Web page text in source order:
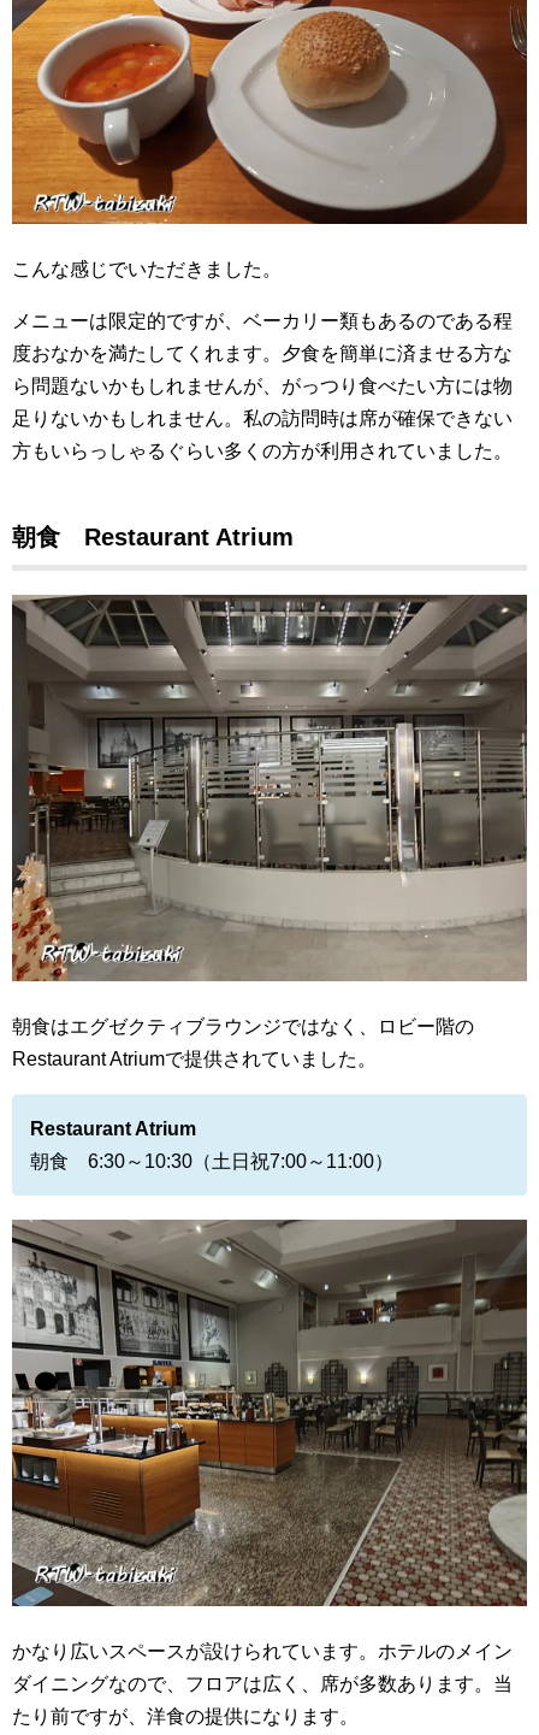
こんな感じでいただきました。
メニューは限定的ですが、ベーカリー類もあるのである程
度おなかを満たしてくれます。夕食を簡単に済ませる方な
ら問題ないかもしれませんが、がっつり食べたい方には物
足りないかもしれません。私の訪問時は席が確保できない
方もいらっしゃるぐらい多くの方が利用されていました。
朝食 Restaurant Atrium
朝食はエグゼクティブラウンジではなく、ロビー階の
Restaurant Atriumで提供されていました。
Restaurant Atrium
朝食 6:30～10:30（土日祝7:00～11:00）
かなり広いスペースが設けられています。 ホテルのメイン
ダイニングなので、フロアは広く、席が多数あります。当
たり前ですが、洋食の提供になります。